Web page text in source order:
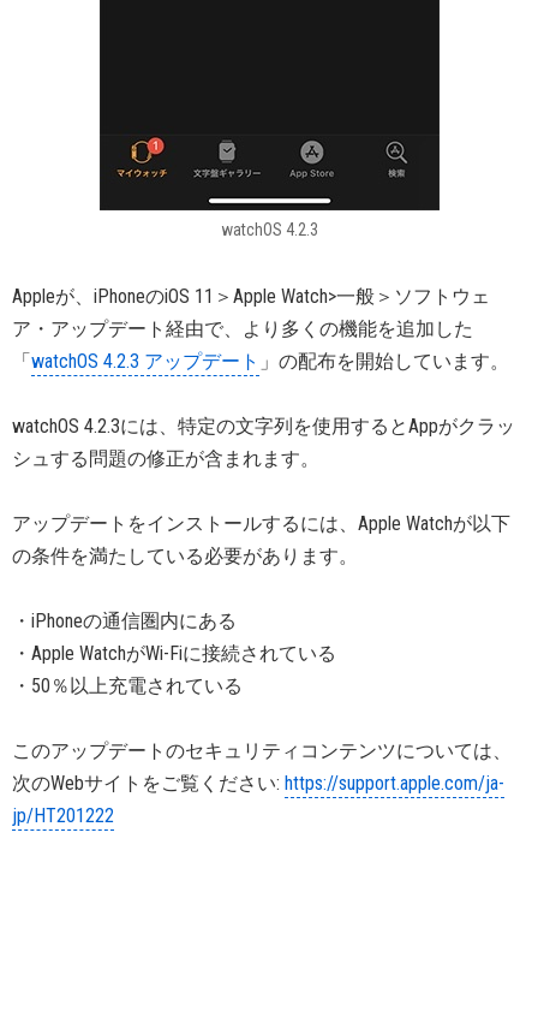
watchOS 4.2.3
Appleが、iPhoneのiOS 11＞Apple Watch>一般＞ソフトウェ
ア・アップデート経由で、より多くの機能を追加した
「watchOS 4.2.3 アップデート 」の配布を開始しています。
watchOS 4.2.3には、特定の文字列を使用するとAppがクラッ
シュする問題の修正が含まれます。
アップデートをインストールするには、Apple Watchが以下
の条件を満たしている必要があります。
・iPhoneの通信圏内にある
・Apple WatchがWi-Fiに接続されている
・50％以上充電されている
このアップデートのセキュリティコンテンツについては、
次のWebサイトをご覧ください: https://support.apple.com/ja-
jp/HT201222